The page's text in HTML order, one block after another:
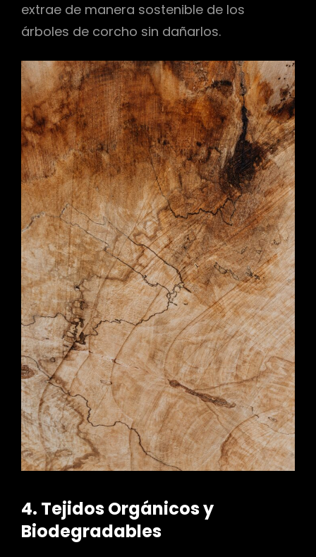
extrae de manera sostenible de los
árboles de corcho sin dañarlos.
4. Tejidos Orgánicos y
Biodegradables